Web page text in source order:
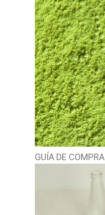
GUÍA DE COMPRA